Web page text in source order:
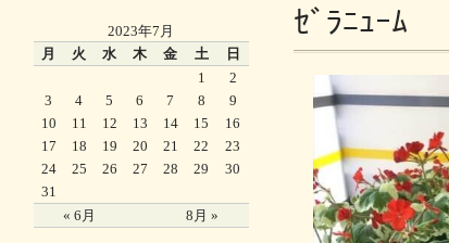
ｾﾞﾗﾆｭｰﾑ
2023年7月
月
火 水 木 金 土 日
« 6月 8月 »
1
2
3
4 5 6 7 8
9
10
11 12 13 14 15
16
17
18 19 20 21 22
23
24
25 26 27 28 29
30
31